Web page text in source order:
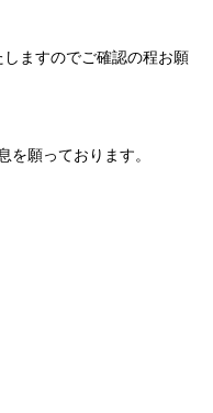
ますのでご確認の程お願
を願っております。